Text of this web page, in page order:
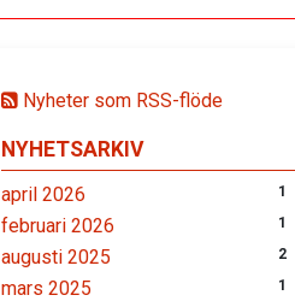
Nyheter som RSS-flöde
NYHETSARKIV
april 2026 1
februari 2026 1
augusti 2025 2
mars 2025 1